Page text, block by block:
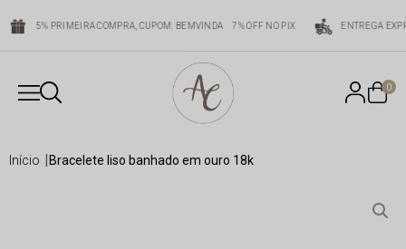
5% PRIMEIRA COMPRA, CUPOM: BEMVINDA 7% OFF NO PIX ENTREGA
0
início bracelete liso banhado em ouro 18k